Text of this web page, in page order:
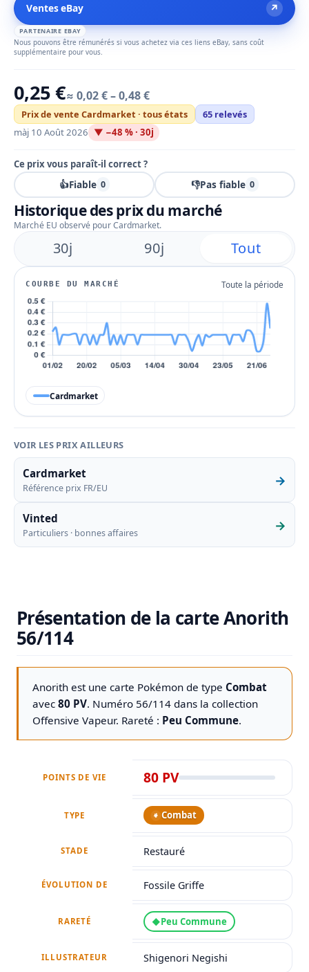
Ventes eBay ↗
PARTENAIRE EBAY
Nous pouvons être rémunérés si vous achetez via ces liens eBay, sans coût
supplémentaire pour vous.
0,25 €≈ 0,02 € – 0,48 €
Prix de vente Cardmarket · tous états
65 relevés
màj 10 Août 2026 ▼ −48 % · 30j
Ce prix vous paraît-il correct ?
👍Fiable 0 👎Pas fiable 0
Historique des prix du marché
Marché EU observé pour Cardmarket.
30j 90j Tout
COURBE DU MARCHÉ Toute la période
Cardmarket
VOIR LES PRIX AILLEURS
Cardmarket
Référence prix FR/EU →
Vinted
Particuliers · bonnes affaires →
Présentation de la carte Anorith
56/114
Anorith est une carte Pokémon de type Combat
avec 80 PV. Numéro 56/114 dans la collection
Offensive Vapeur. Rareté : Peu Commune.
POINTS DE VIE 80 PV
TYPE Combat
STADE Restauré
ÉVOLUTION DE Fossile Griffe
RARETÉ ◆Peu Commune
ILLUSTRATEUR Shigenori Negishi